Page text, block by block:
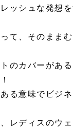
ッシュな発想
て、そのまま
のカバーがあ
る意味でビジ
レディスのウ